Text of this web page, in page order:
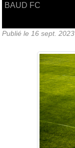
BAUD FC
Publié le 16 sept. 2023